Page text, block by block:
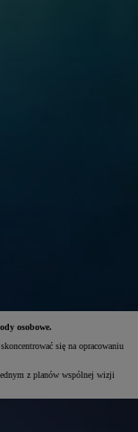
osobowe.
się na opracowaniu
z planów wspólnej wizji